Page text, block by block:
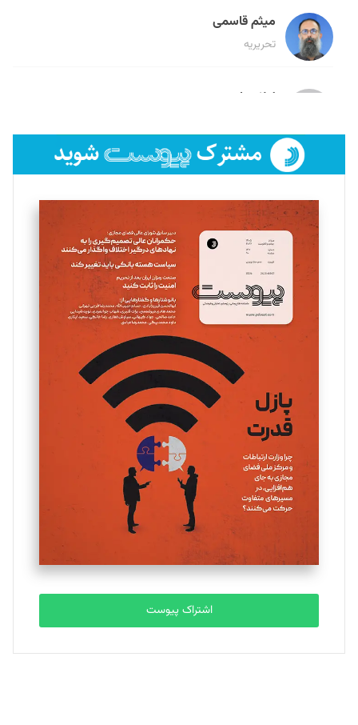
میثم قاسمی
تحریریه
لیلا حنارود
فائزه فتحی رستمی
تحریریه
سروش کرمیان
تحریریه
مینا پاکدل
یسنا امان‌پور
تحریریه
ملینا جعفری
تحریریه
مصطفی مسجدی آرانی
تحریریه
بابک نقاش
تحریریه
اشتراک پیوست